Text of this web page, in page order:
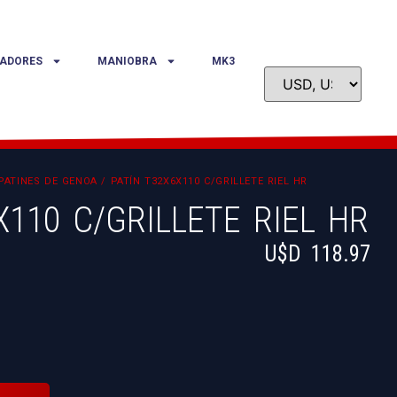
MANIOBRA MK3
DE GENOA / PATÍN T32X6X110 C/GRILLETE RIEL HR
C/GRILLETE RIEL HR
U$D 118.97